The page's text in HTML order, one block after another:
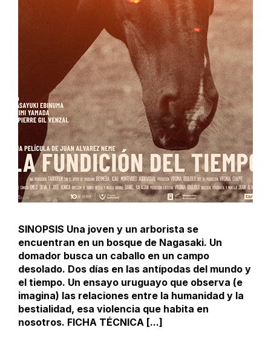
SINOPSIS Una joven y un arborista se
encuentran en un bosque de Nagasaki. Un
domador busca un caballo en un campo
desolado. Dos días en las antípodas del mundo y
el tiempo. Un ensayo uruguayo que observa (e
imagina) las relaciones entre la humanidad y la
bestialidad, esa violencia que habita en
nosotros. FICHA TÉCNICA [...]